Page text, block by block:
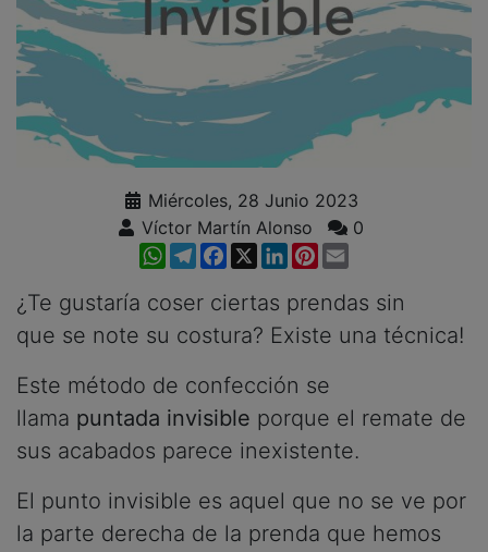
Miércoles, 28 Junio 2023
Víctor Martín Alonso
0
WhatsApp
Telegram
Facebook
X LinkedInPinterest
¿Te gustaría coser ciertas prendas sin
que se note su costura? Existe una técnica!
Este método de confección se
llama puntada invisible porque el remate de
sus acabados parece inexistente.
El punto invisible es aquel que no se ve por
la parte derecha de la prenda que hemos